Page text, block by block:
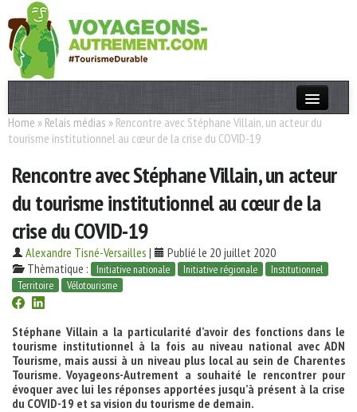
Actualités
Destinations
Acteurs
Thèmes
Home » Relais médias » Rencontre avec Stéphane Villain, un acteur du
tourisme institutionnel au cœur de la crise du COVID-19
Rencontre avec Stéphane Villain, un acteur
du tourisme institutionnel au cœur de la
crise du COVID-19
Alexandre Tisné-Versailles |
Publié le 20 juillet 2020
Thèmatique :
Initiative nationale Initiative régionale
Institutionnel
Territoire
Vélotourisme
Stéphane Villain a la particularité d’avoir des fonctions dans le
tourisme institutionnel à la fois au niveau national avec ADN
Tourisme, mais aussi à un niveau plus local au sein de Charentes
Tourisme. Voyageons-Autrement a souhaité le rencontrer pour
évoquer avec lui les réponses apportées jusqu’à présent à la crise
du COVID-19 et sa vision du tourisme de demain.